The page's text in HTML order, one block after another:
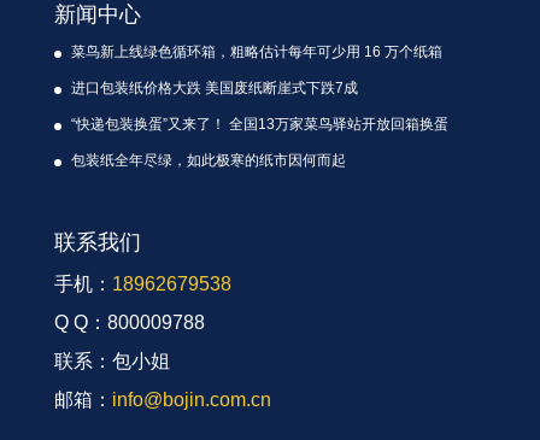
新闻中心
菜鸟新上线绿色循环箱，粗略估计每年可少用 16 万个纸箱
进口包装纸价格大跌 美国废纸断崖式下跌7成
“快递包装换蛋”又来了！ 全国13万家菜鸟驿站开放回箱换蛋
包装纸全年尽绿，如此极寒的纸市因何而起
联系我们
手机： 18962679538
Q Q：800009788
联系：包小姐
邮箱： info@bojin.com.cn